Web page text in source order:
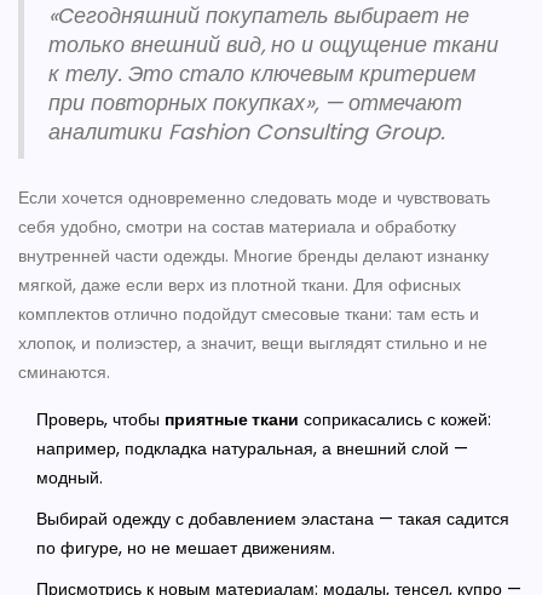
«Сегодняшний покупатель выбирает не
только внешний вид, но и ощущение ткани
к телу. Это стало ключевым критерием
при повторных покупках», — отмечают
аналитики Fashion Consulting Group.
Если хочется одновременно следовать моде и чувствовать
себя удобно, смотри на состав материала и обработку
внутренней части одежды. Многие бренды делают изнанку
мягкой, даже если верх из плотной ткани. Для офисных
комплектов отлично подойдут смесовые ткани: там есть и
хлопок, и полиэстер, а значит, вещи выглядят стильно и не
сминаются.
Проверь, чтобы приятные ткани соприкасались с кожей:
например, подкладка натуральная, а внешний слой —
модный.
Выбирай одежду с добавлением эластана — такая садится
по фигуре, но не мешает движениям.
Присмотрись к новым материалам: модалы, тенсел, купро —